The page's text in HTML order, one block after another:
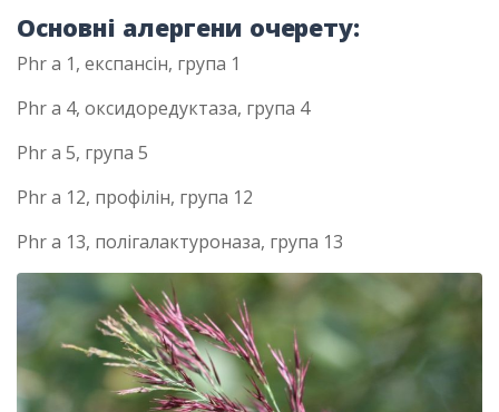
Основні алергени очерету:
Phr a 1, експансін, група 1
Phr a 4, оксидоредуктаза, група 4
Phr a 5, група 5
Phr a 12, профілін, група 12
Phr a 13, полігалактуроназа, група 13